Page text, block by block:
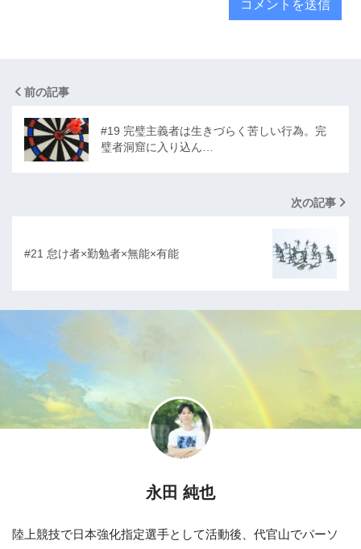
前の記事
#19 完璧主義者は生きづらく苦しい行為。完
璧者洞窟に入り込ん…
次の記事
#21 怠け者×勤勉者×無能×有能
永田 純也
陸上競技で日本強化指定選手として活動後、代官山でパーソ